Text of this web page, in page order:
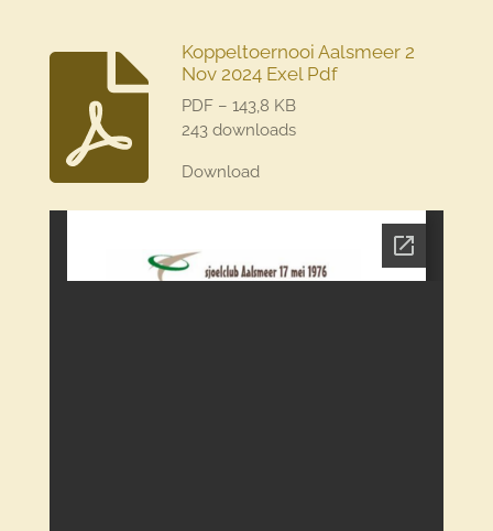
Koppeltoernooi Aalsmeer 2
Nov 2024 Exel Pdf
PDF – 143,8 KB
243 downloads
Download